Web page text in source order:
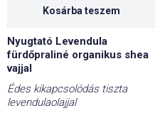
Kosárba teszem
Nyugtató Levendula
fürdőpraliné organikus shea
vajjal
Édes kikapcsolódás tiszta
levendulaolajjal